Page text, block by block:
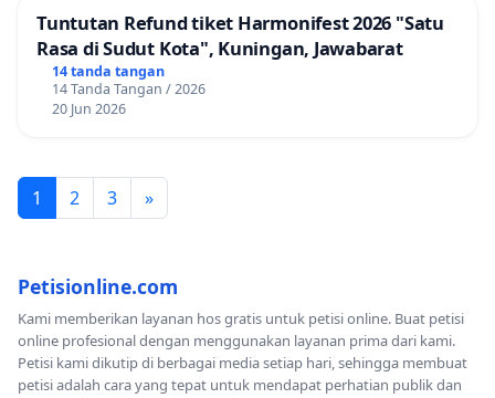
Tuntutan Refund tiket Harmonifest 2026 "Satu
Rasa di Sudut Kota", Kuningan, Jawabarat
14 tanda tangan
14 Tanda Tangan / 2026
20 Jun 2026
1 2 3 »
Petisionline.com
Kami memberikan layanan hos gratis untuk petisi online. Buat petisi
online profesional dengan menggunakan layanan prima dari kami.
Petisi kami dikutip di berbagai media setiap hari, sehingga membuat
petisi adalah cara yang tepat untuk mendapat perhatian publik dan